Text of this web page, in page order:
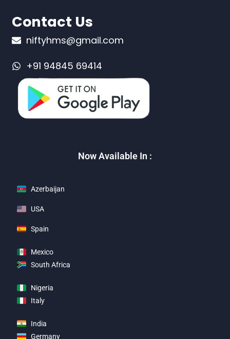
Contact Us
niftyhms@gmail.com
+91 94845 69414
Now Available In :
Azerbaijan
USA
Spain
Mexico
South Africa
Nigeria
Italy
India
Germany